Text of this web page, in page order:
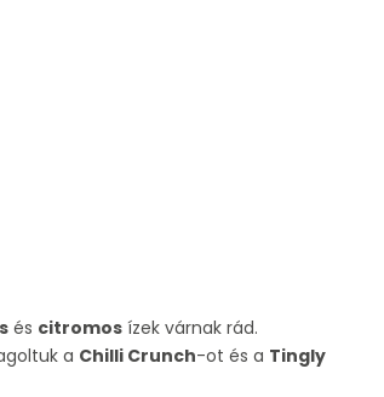
és citromos ízek várnak rád.
a Chilli Crunch-ot és a Tingly